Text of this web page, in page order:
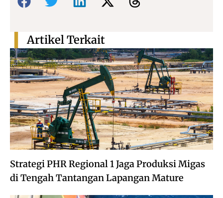
Strategi PHR Regional 1 Jaga Produksi Migas
di Tengah Tantangan Lapangan Mature
Artikel Terkait